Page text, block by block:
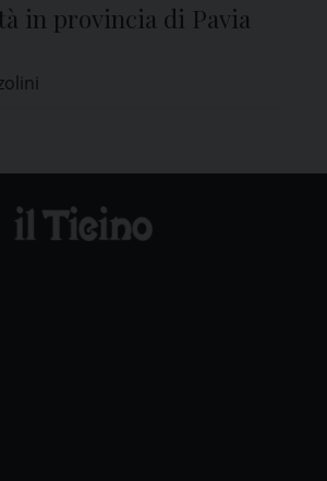
in provincia di Pavia